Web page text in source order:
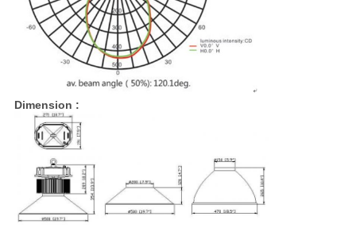
Dimension :